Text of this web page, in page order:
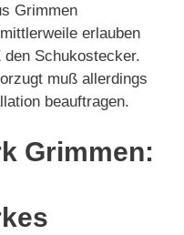
Grimmen
erlauben
Schukostecker.
muß allerdings
beauftragen.
Grimmen: